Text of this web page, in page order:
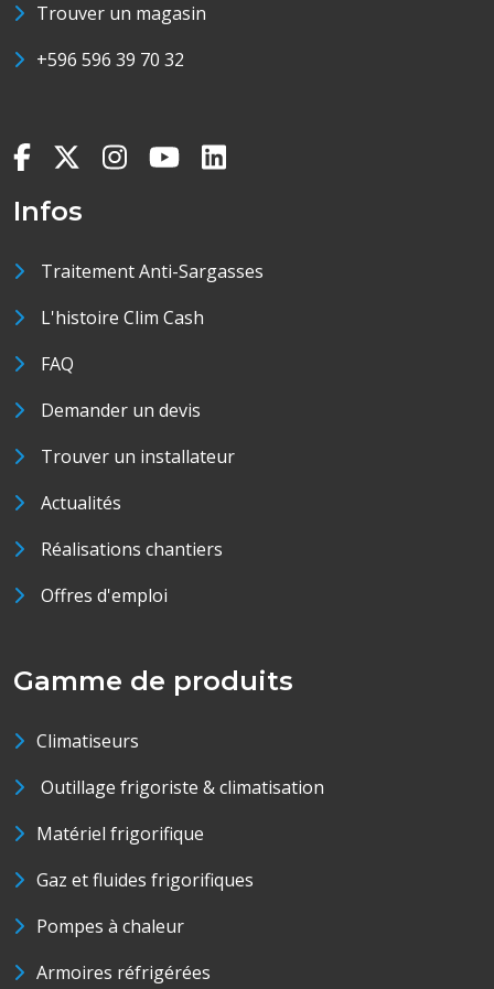
Trouver un magasin
+596 596 39 70 32
Infos
Traitement Anti-Sargasses
L'histoire Clim Cash
FAQ
Demander un devis
Trouver un installateur
Actualités
Réalisations chantiers
Offres d'emploi
Gamme de produits
Climatiseurs
Outillage frigoriste & climatisation
Matériel frigorifique
Gaz et fluides frigorifiques
Pompes à chaleur
Armoires réfrigérées